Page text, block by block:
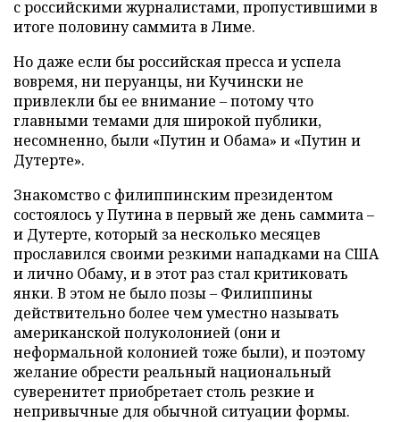
с российскими журналистами, пропустившими в
итоге половину саммита в Лиме.
Но даже если бы российская пресса и успела
вовремя, ни перуанцы, ни Кучински не
привлекли бы ее внимание – потому что
главными темами для широкой публики,
несомненно, были «Путин и Обама» и «Путин и
Дутерте».
Знакомство с филиппинским президентом
состоялось у Путина в первый же день саммита –
и Дутерте, который за несколько месяцев
прославился своими резкими нападками на США
и лично Обаму, и в этот раз стал критиковать
янки. В этом не было позы – Филиппины
действительно более чем уместно называть
американской полуколонией (они и
неформальной колонией тоже были), и поэтому
желание обрести реальный национальный
суверенитет приобретает столь резкие и
непривычные для обычной ситуации формы.